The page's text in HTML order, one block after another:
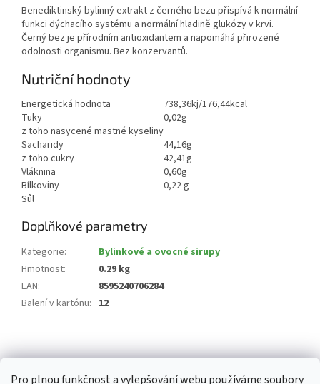
Pro plnou funkčnost a vylepšování webu používáme soubory
Benediktinský bylinný extrakt z černého bezu přispívá k normální
funkci dýchacího systému a normální hladině glukózy v krvi.
Černý bez je přírodním antioxidantem a napomáhá přirozené
odolnosti organismu. Bez konzervantů.
Nutriční hodnoty
Energetická hodnota
738,36kj/176,44kcal
Tuky
0,02g
z toho nasycené mastné kyseliny
Sacharidy
44,16g
z toho cukry
42,41g
Vláknina
0,60g
Bílkoviny
0,22 g
Sůl
Doplňkové parametry
Kategorie:
Bylinkové a ovocné sirupy
Hmotnost:
0.29 kg
EAN:
8595240706284
Balení v kartónu: 12
á